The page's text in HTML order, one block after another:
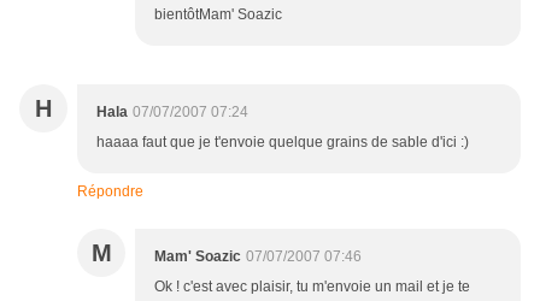
bientôtMam' Soazic
H Hala 07/07/2007 07:24
haaaa faut que je t'envoie quelque grains de sable d'ici :)
Répondre
M Mam' Soazic 07/07/2007 07:46
Ok ! c'est avec plaisir, tu m'envoie un mail et je te